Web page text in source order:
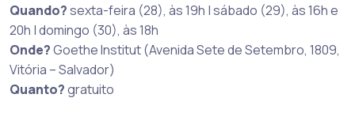
Quando?sexta-feira (28), às 19h | sábado (29), às 16h e
20h | domingo (30), às 18h
Onde?Goethe Institut (Avenida Sete de Setembro, 1809,
Vitória – Salvador)
Quanto?gratuito